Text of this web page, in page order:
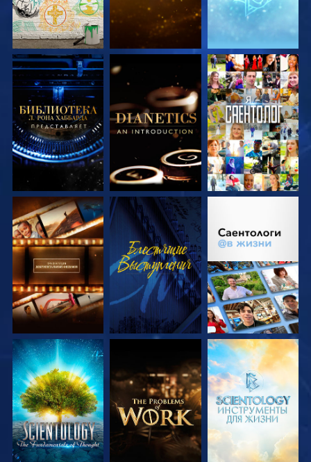
СМОТРЕТЬ
ПЕРЕДАЧИ
СМОТРЕТЬ
ПЕРЕДАЧИ
СМОТРЕТЬ
СМОТРЕТЬ
ПЕРЕДАЧИ
СМОТРЕТЬ
СМОТРЕТЬ
СМОТРЕТЬ
ПЕРЕДАЧИ
СМОТРЕТЬ
ПЕРЕДАЧИ
СМОТРЕТЬ
ПЕРЕДАЧИ